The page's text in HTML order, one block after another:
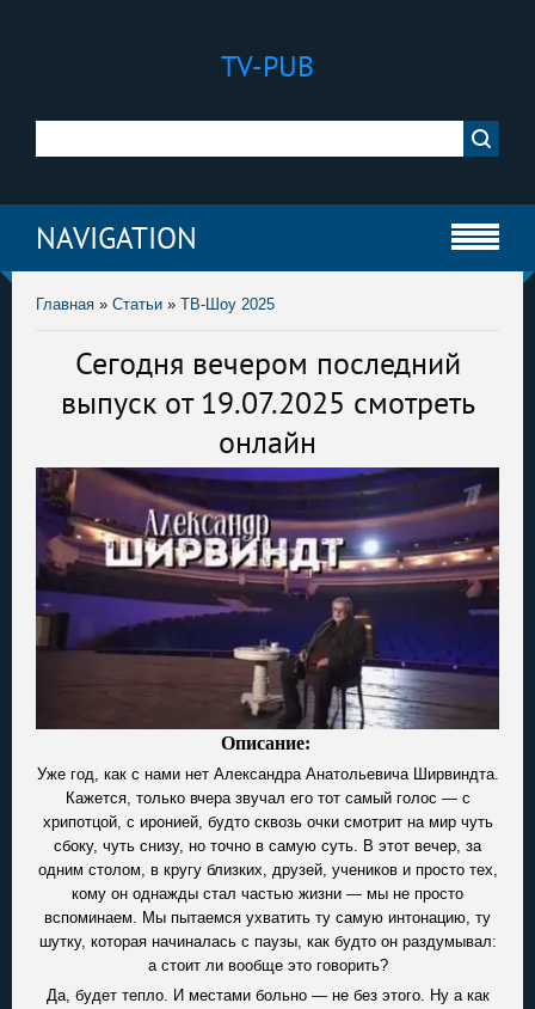
TV-PUB
NAVIGATION
Главная » Статьи » ТВ-Шоу 2025
Сегодня вечером последний
выпуск от 19.07.2025 смотреть
онлайн
Описание:
Уже год, как с нами нет Александра Анатольевича Ширвиндта.
Кажется, только вчера звучал его тот самый голос — с
хрипотцой, с иронией, будто сквозь очки смотрит на мир чуть
сбоку, чуть снизу, но точно в самую суть. В этот вечер, за
одним столом, в кругу близких, друзей, учеников и просто тех,
кому он однажды стал частью жизни — мы не просто
вспоминаем. Мы пытаемся ухватить ту самую интонацию, ту
шутку, которая начиналась с паузы, как будто он раздумывал:
а стоит ли вообще это говорить?
Да, будет тепло. И местами больно — не без этого. Ну а как